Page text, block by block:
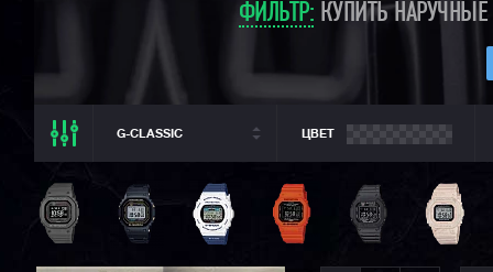
ФИЛЬТР: КУПИТЬ НАРУЧНЫЕ
G-CLASSIC
ВСЕ CASIO
CASIO G-SHOCK
ЦВЕТ